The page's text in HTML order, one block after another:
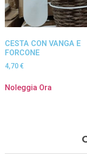
CESTA CON VANGA E
FORCONE
4,70 €
Noleggia Ora